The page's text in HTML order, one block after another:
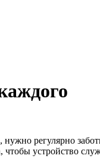
регулярно
устройство